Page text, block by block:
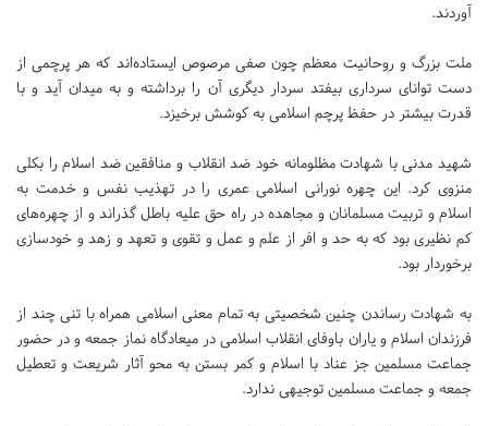
آوردند.
ملت بزرگ و روحانیت معظم چون صفی مرصوص ایستاده‌اند که هر پرچمی از
دست توانای سرداری بیفتد سردار دیگری آن را برداشته و به میدان آید و با
قدرت بیشتر در حفظ پرچم اسلامی به کوشش برخیزد.
شهید مدنی با شهادت مظلومانه خود ضد انقلاب و منافقین ضد اسلام را بکلی
منزوی کرد. این چهره نورانی اسلامی عمری را در تهذیب نفس و خدمت به
اسلام و تربیت مسلمانان و مجاهده در راه حق علیه باطل گذراند و از چهره‌های
کم نظیری بود که به حد و افر از علم و عمل و تقوی و تعهد و زهد و خودسازی
برخوردار بود.
به شهادت رساندن چنین شخصیتی به تمام معنی اسلامی همراه با تنی چند از
فرزندان اسلام و یاران باوفای انقلاب اسلامی در میعادگاه نماز جمعه و در حضور
جماعت مسلمین جز عناد با اسلام و کمر بستن به محو آثار شریعت و تعطیل
جمعه و جماعت مسلمین توجیهی ندارد.